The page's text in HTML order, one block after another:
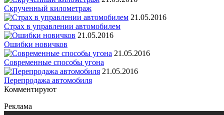
Скрученный километраж
21.05.2016
Страх в управлении автомобилем
21.05.2016
Ошибки новичков
21.05.2016
Современные способы угона
21.05.2016
Перепродажа автомобиля
Комментируют
Реклама